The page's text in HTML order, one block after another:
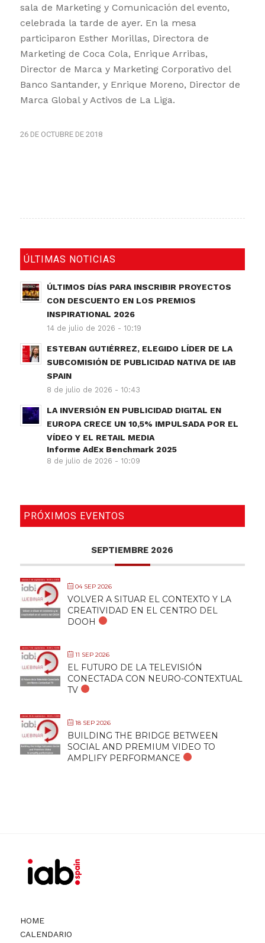
sala de Marketing y Comunicación del evento,
celebrada la tarde de ayer. En la mesa
participaron Esther Morillas, Directora de
Marketing de Coca Cola, Enrique Arribas,
Director de Marca y Marketing Corporativo del
Banco Santander, y Enrique Moreno, Director de
Marca Global y Activos de La Liga.
26 DE OCTUBRE DE 2018
ÚLTIMAS NOTICIAS
ÚLTIMOS DÍAS PARA INSCRIBIR PROYECTOS
CON DESCUENTO EN LOS PREMIOS
INSPIRATIONAL 2026
14 de julio de 2026 - 10:19
ESTEBAN GUTIÉRREZ, ELEGIDO LÍDER DE LA
SUBCOMISIÓN DE PUBLICIDAD NATIVA DE IAB
SPAIN
8 de julio de 2026 - 10:43
LA INVERSIÓN EN PUBLICIDAD DIGITAL EN
EUROPA CRECE UN 10,5% IMPULSADA POR EL
VÍDEO Y EL RETAIL MEDIA
Informe AdEx Benchmark 2025
8 de julio de 2026 - 10:09
PRÓXIMOS EVENTOS
SEPTIEMBRE 2026
04 SEP 2026
VOLVER A SITUAR EL CONTEXTO Y LA
CREATIVIDAD EN EL CENTRO DEL
DOOH
11 SEP 2026
EL FUTURO DE LA TELEVISIÓN
CONECTADA CON NEURO-CONTEXTUAL
TV
18 SEP 2026
BUILDING THE BRIDGE BETWEEN
SOCIAL AND PREMIUM VIDEO TO
AMPLIFY PERFORMANCE
HOME
CALENDARIO